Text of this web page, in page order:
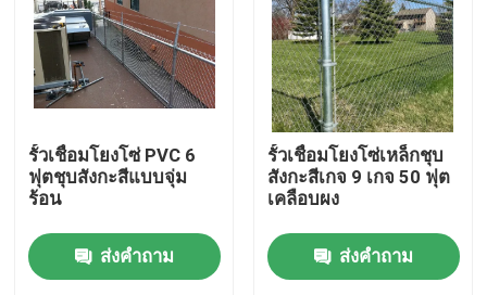
รายชื่อผู้ติดต่อ
วิดีโอ
แผงรั้วตาข่าย
รั้วเชื่อมโยงโซ่ PVC 6
ฟุตชุบสังกะสีแบบจุ่ม
ร้อน
ส่งคำถาม
รั้วเชื่อมโยงโซ่เหล็กชุบ
สังกะสีเกจ 9 เกจ 50 ฟุต
เคลือบผง
ส่งคำถาม